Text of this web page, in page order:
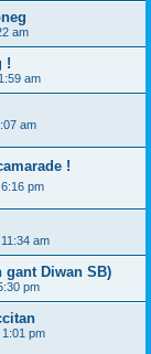
am
!
am
am
!
pm
am
Diwan SB)
pm
1:01 pm